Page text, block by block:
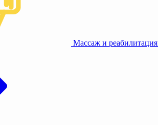
Массаж и реабилитация